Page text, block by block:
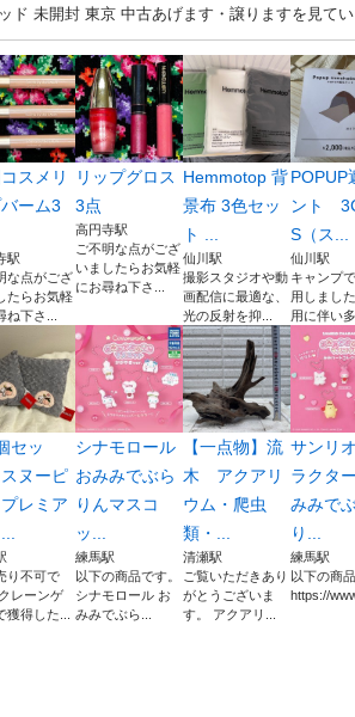
ド 未開封 東京 中古あげます・譲りますを見て
スメリ
ーム3
駅
な点がござ
たらお気軽
ね下さ...
リップグロス
3点
高円寺駅
ご不明な点がござ
いましたらお気軽
にお尋ね下さ...
Hemmotop 背
景布 3色セッ
ト ...
仙川駅
撮影スタジオや動
画配信に最適な、
光の反射を抑...
POPUP
ント
S（ス...
仙川駅
キャンプ
用しまし
用に伴い多
セッ
スヌーピ
レミア
り不可で
レーンゲ
獲得した...
シナモロール
おみみでぶら
りんマスコ
ッ...
練馬駅
以下の商品です。
シナモロール お
みみでぶら...
【一点物】流
木 アクアリ
ウム・爬虫
類・...
清瀬駅
ご覧いただきあり
がとうございま
す。 アクアリ...
サンリ
ラクタ
みみで
り...
練馬駅
以下の商品
https://